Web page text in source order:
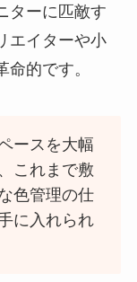
ターに匹敵す
エイターや小
的です。
ースを大幅
これまで敷
色管理の仕
に入れられ